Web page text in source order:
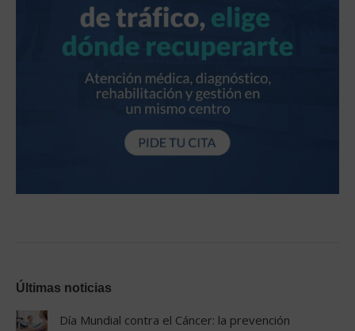
Últimas noticias
Día Mundial contra el Cáncer: la prevención